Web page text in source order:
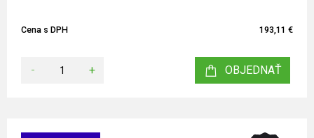
Cena s DPH 193,11 €
- + OBJEDNAŤ